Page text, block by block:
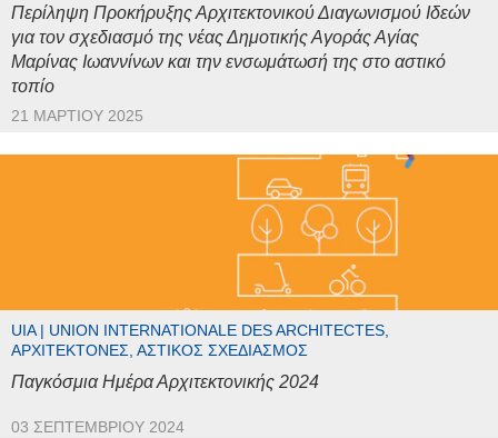
Περίληψη Προκήρυξης Αρχιτεκτονικού Διαγωνισμού Ιδεών
για τον σχεδιασμό της νέας Δημοτικής Αγοράς Αγίας
Μαρίνας Ιωαννίνων και την ενσωμάτωσή της στο αστικό
τοπίο
21 ΜΑΡΤΊΟΥ 2025
UIA | UNION INTERNATIONALE DES ARCHITECTES,
ΑΡΧΙΤΈΚΤΟΝΕΣ, ΑΣΤΙΚΌΣ ΣΧΕΔΙΑΣΜΌΣ
Παγκόσμια Ημέρα Αρχιτεκτονικής 2024
03 ΣΕΠΤΕΜΒΡΊΟΥ 2024